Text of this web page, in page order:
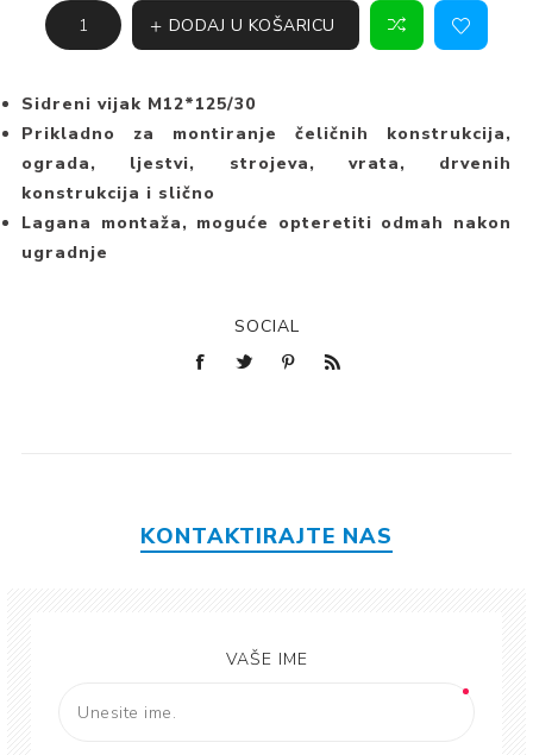
DODAJ U KOŠARICU
Sidreni vijak M12*125/30
Prikladno za montiranje čeličnih konstrukcija,
ograda, ljestvi, strojeva, vrata, drvenih
konstrukcija i slično
Lagana montaža, moguće opteretiti odmah nakon
ugradnje
SOCIAL
KONTAKTIRAJTE NAS
VAŠE IME